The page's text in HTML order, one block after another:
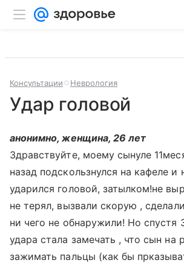
Консультации Неврология
Удар головой
анонимно, женщина, 26 лет
Здравствуйте, моему сынуле
назад подскользнулся на кафеле и
ударился головой, затылком!не
не терял, вызвали скорую ,
ни чего не обнаружили! Но спустя
удара стала замечать , что сын на
зажимать пальцы (как бы